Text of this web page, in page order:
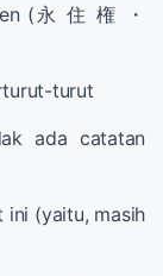
(永 住 権 ・
turut
ada catatan
ini (yaitu, masih